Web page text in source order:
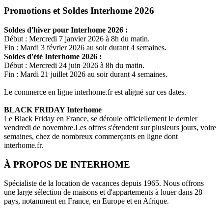
Promotions et Soldes Interhome 2026
Soldes d'hiver pour Interhome 2026 :
Début : Mercredi 7 janvier 2026 à 8h du matin.
Fin : Mardi 3 février 2026 au soir durant 4 semaines.
Soldes d'été Interhome 2026 :
Début : Mercredi 24 juin 2026 à 8h du matin.
Fin : Mardi 21 juillet 2026 au soir durant 4 semaines.
Le commerce en ligne interhome.frest aligné sur ces dates.
BLACK FRIDAYInterhome
Le Black Friday en France, se déroule officiellement le dernier
vendredi de novembre.Les offres s'étendent sur plusieurs jours, voire
semaines, chez de nombreux commerçants en ligne dont
interhome.fr.
À PROPOS DE INTERHOME
Spécialiste de la location de vacances depuis 1965. Nous offrons
une large sélection de maisons et d'appartements à louer dans 28
pays, notamment en France, en Europe et en Afrique.